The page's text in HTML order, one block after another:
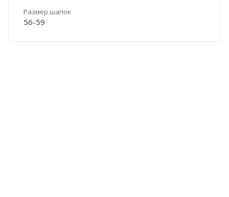
Размер шапок
56-59